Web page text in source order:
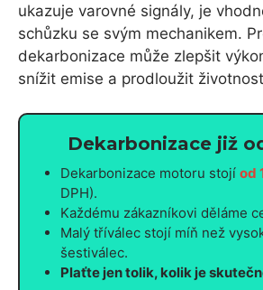
ukazuje varovné signály, je
schůzku se svým mechanikem.
dekarbonizace může zlepšit
snížit emise a prodloužit
Dekarbonizace již
Dekarbonizace motoru stojí od
DPH).
Každému zákazníkovi děláme
Malý tříválec stojí míň než
šestiválec.
Plaťte jen tolik, kolik je